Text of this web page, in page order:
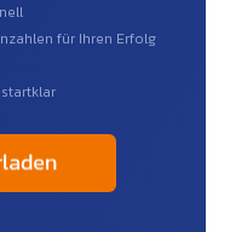
für Ihren Erfolg